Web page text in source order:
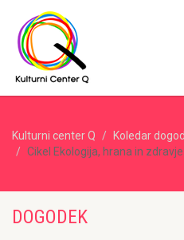
Kulturni center Q Koledar
Cikel Ekologija, hrana in zdravje
DOGODEK